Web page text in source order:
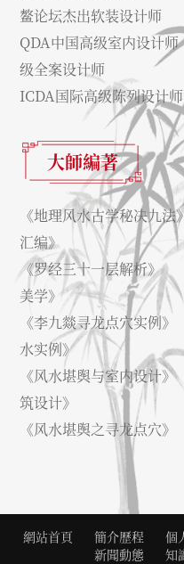
鳌论坛杰出软装设计师
QDA中国高级室
级全案设计师
ICDA国际高级陈列设计师
大師編著
《地理风水古学秘
汇编》
《罗经三十一层
美学》
《李九燚寻龙点
水实例》
《风水堪舆与室
筑设计》
《风水堪舆之寻龙点穴》
網站首頁 簡介歷程 個
新聞動態
知